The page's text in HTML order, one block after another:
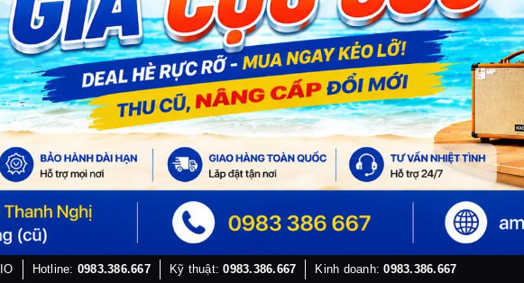
Hotline: 0983.386.667 Kỹ thuật:0983.386.667 Kinh doanh:0983.386.667